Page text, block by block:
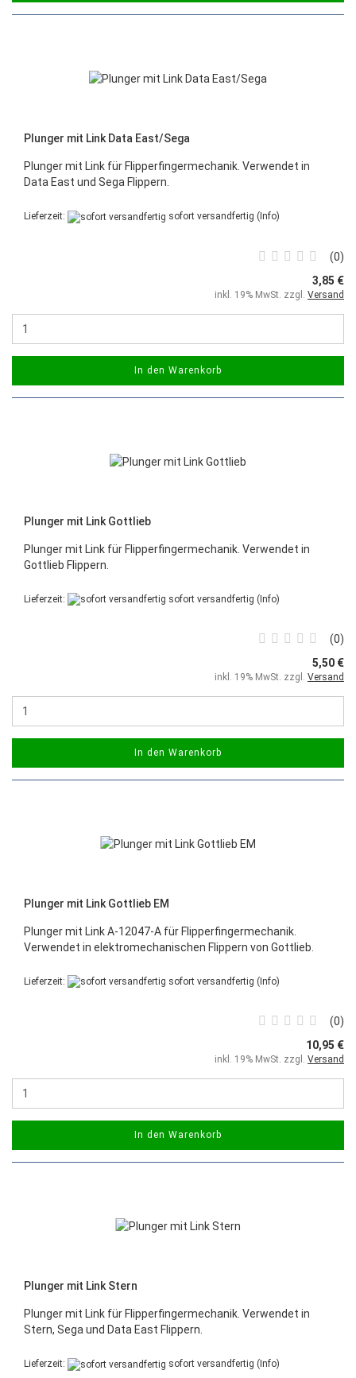
Plunger mit Link Data East/Sega
Plunger mit Link für Flipperfingermechanik. Verwendet in
Data East und Sega Flippern.
Lieferzeit: sofort versandfertig (Info)
0
3,85 €
inkl. 19% MwSt. zzgl. Versand
In den Warenkorb
Plunger mit Link Gottlieb
Plunger mit Link für Flipperfingermechanik. Verwendet in
Gottlieb Flippern.
Lieferzeit: sofort versandfertig (Info)
0
5,50 €
inkl. 19% MwSt. zzgl. Versand
In den Warenkorb
Plunger mit Link Gottlieb EM
Plunger mit Link A-12047-A für Flipperfingermechanik.
Verwendet in elektromechanischen Flippern von Gottlieb.
Lieferzeit: sofort versandfertig (Info)
0
10,95 €
inkl. 19% MwSt. zzgl. Versand
In den Warenkorb
Plunger mit Link Stern
Plunger mit Link für Flipperfingermechanik. Verwendet in
Stern, Sega und Data East Flippern.
Lieferzeit: sofort versandfertig (Info)